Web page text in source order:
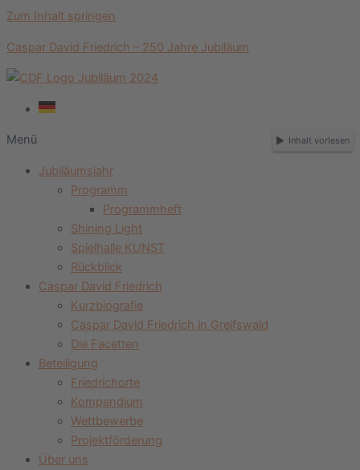
Zum Inhalt springen
Caspar David Friedrich – 250 Jahre Jubiläum
Inhalt vorlesen
Menü
Jubiläumsjahr
Programm
Programmheft
Shining Light
Spielhalle KUNST
Rückblick
Caspar David Friedrich
Kurzbiografie
Caspar David Friedrich in Greifswald
Die Facetten
Beteiligung
Friedrichorte
Kompendium
Wettbewerbe
Projektförderung
Über uns